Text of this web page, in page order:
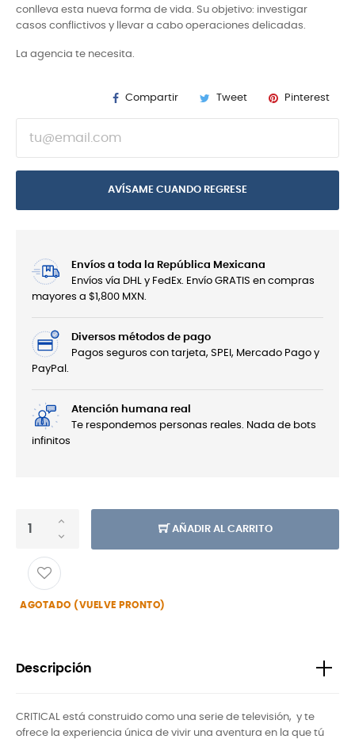
conlleva esta nueva forma de vida. Su objetivo: investigar
casos conflictivos y llevar a cabo operaciones delicadas.
La agencia te necesita.
Compartir Tweet Pinterest
AVÍSAME CUANDO REGRESE
Envíos a toda la República Mexicana
Envíos vía DHL y FedEx. Envío GRATIS en compras
mayores a $1,800 MXN.
Diversos métodos de pago
Pagos seguros con tarjeta, SPEI, Mercado Pago y
PayPal.
Atención humana real
Te respondemos personas reales. Nada de bots
infinitos
AÑADIR AL CARRITO
AGOTADO (VUELVE PRONTO)
Descripción
CRITICAL está construido como una serie de televisión, y te
ofrece la experiencia única de vivir una aventura en la que tú